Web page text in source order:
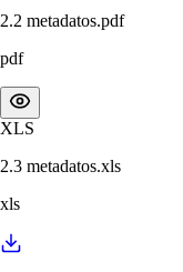
2.2 metadatos.pdf
pdf
XLS
2.3 metadatos.xls
xls